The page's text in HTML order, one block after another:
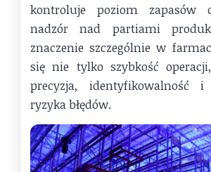
kontroluje poziom zapasów
nadzór nad partiami
znaczenie szczególnie w
się nie tylko szybkość
precyzja, identyfikowalność i
ryzyka błędów.